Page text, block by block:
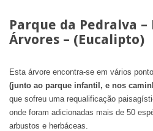
Parque da Pedralva –
Árvores – (Eucalipto)
Esta árvore encontra-se em vários
(junto ao parque infantil, e nos
que sofreu uma requalificação
onde foram adicionadas mais de 50
arbustos e herbáceas.